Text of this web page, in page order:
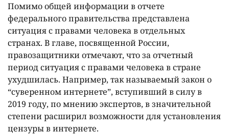
Помимо общей информации в отчете
федерального правительства представлена
ситуация с правами человека в отдельных
странах. В главе, посвященной России,
правозащитники отмечают, что за отчетный
период ситуация с правами человека в стране
ухудшилась. Например, так называемый закон о
“суверенном интернете”, вступивший в силу в
2019 году, по мнению экспертов, в значительной
степени расширил возможности для установления
цензуры в интернете.